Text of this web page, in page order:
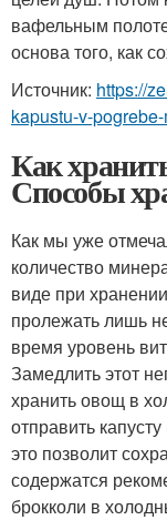
вафельным
основа того, как
Источник: https://
kapustu-v-
Как
Способы
Как мы уже
количество
виде при
пролежать лишь
время уровень
Замедлить этот
хранить овощ в
отправить
это позволит
содержатся
брокколи в